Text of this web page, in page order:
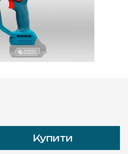
Купити